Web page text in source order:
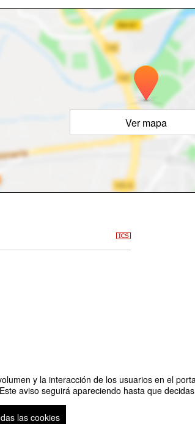
y la interacción de los usuarios en el
aviso seguirá apareciendo hasta que
las cookies
Ver mapa
del Ser Humano)